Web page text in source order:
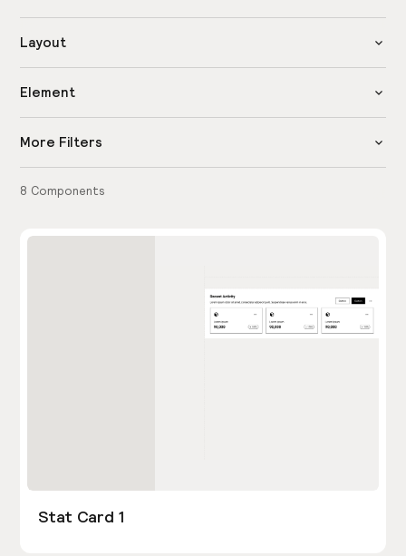
Layout
Element
More Filters
8 Components
Stat Card 1